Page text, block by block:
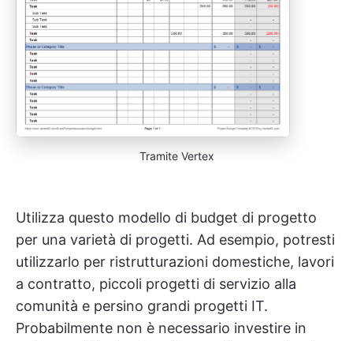
Tramite Vertex
Utilizza questo modello di budget di progetto
per una varietà di progetti. Ad esempio, potresti
utilizzarlo per ristrutturazioni domestiche, lavori
a contratto, piccoli progetti di servizio alla
comunità e persino grandi progetti IT.
Probabilmente non è necessario investire in